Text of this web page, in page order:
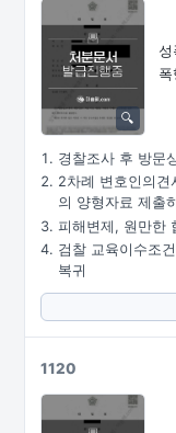
폭
경찰조사 후 방문
2차례 변호인의견
의 양형자료 제출
피해변제, 원만한
검찰 교육이수조
복귀
1120